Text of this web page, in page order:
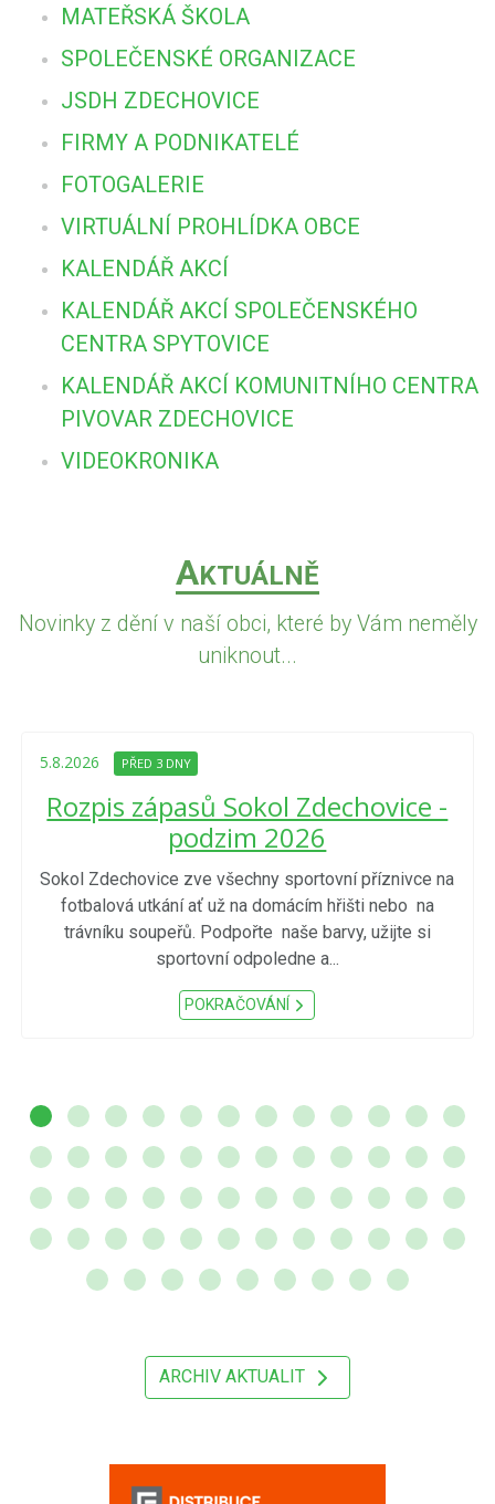
MATEŘSKÁ ŠKOLA
SPOLEČENSKÉ ORGANIZACE
JSDH ZDECHOVICE
FIRMY A PODNIKATELÉ
FOTOGALERIE
VIRTUÁLNÍ PROHLÍDKA OBCE
KALENDÁŘ AKCÍ
KALENDÁŘ AKCÍ SPOLEČENSKÉHO
CENTRA SPYTOVICE
KALENDÁŘ AKCÍ KOMUNITNÍHO CENTRA
PIVOVAR ZDECHOVICE
VIDEOKRONIKA
AKTUÁLNĚ
Novinky z dění v naší obci, které by Vám neměly
uniknout...
5.8.2026 PŘED 3 DNY
Rozpis zápasů Sokol Zdechovice -
podzim 2026
Sokol Zdechovice zve všechny sportovní příznivce na
fotbalová utkání ať už na domácím hřišti nebo na
trávníku soupeřů. Podpořte naše barvy, užijte si
sportovní odpoledne a...
POKRAČOVÁNÍ
ARCHIV AKTUALIT